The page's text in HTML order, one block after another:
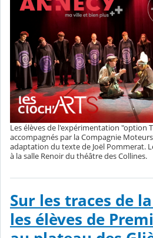
Les élèves de l'expérimentation "option
accompagnés par la Compagnie
adaptation du texte de Joël Pommerat.
à la salle Renoir du théâtre des Collines.
Sur les traces de
les élèves de